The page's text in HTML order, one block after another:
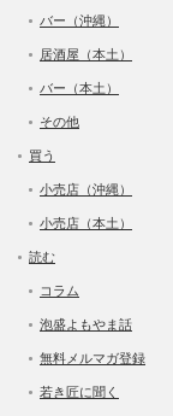
バー（沖縄）
居酒屋（本土）
バー（本土）
その他
買う
小売店（沖縄）
小売店（本土）
読む
コラム
泡盛よもやま話
無料メルマガ登録
若き匠に聞く